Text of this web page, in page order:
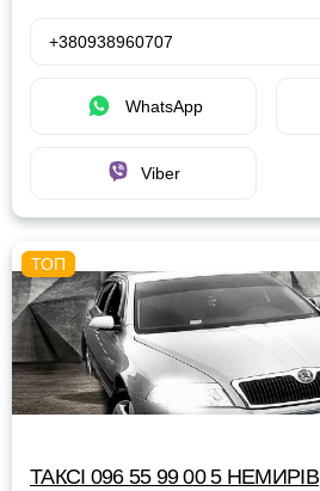
+380938960707
WhatsApp
Viber
ТАКСІ 096 55 99 00 5 НЕМИРІВ